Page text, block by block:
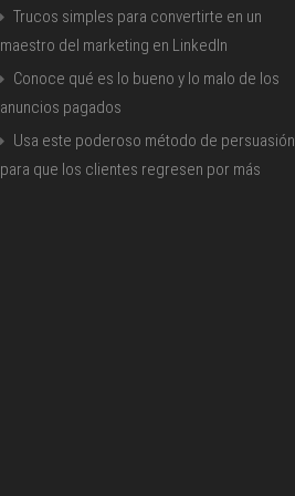
Trucos simples para convertirte en un
maestro del marketing en LinkedIn
Conoce qué es lo bueno y lo malo de los
anuncios pagados
Usa este poderoso método de persuasión
para que los clientes regresen por más